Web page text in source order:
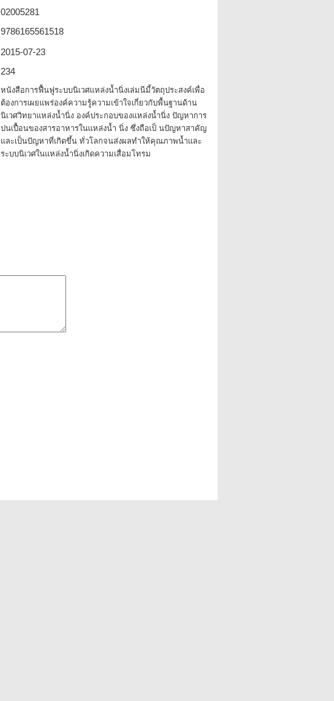
02005281
9786165561518
2015-07-23
234
หนังสือการฟื้นฟูระบบนิเวศแหล่งน้ำนิ่งเล่มนีมี้วัตถุประสงค์เพื่อ
ต้องการเผยแพร่องค์ความรู้ความเข้าใจเกี่ยวกับพื้นฐานด้าน
นิเวศวิทยาแหล่งน้ำนิ่ง องค์ประกอบของแหล่งน้ำนิ่ง ปัญหาการ
ปนเปื้อนของสารอาหารในแหล่งน้ำ นิ่ง ซึ่งถือเป็ นปัญหาสาคัญ
และเป็นปัญหาที่เกิดขึ้น ทั่วโลกจนส่งผลทำให้คุณภาพน้ำและ
ระบบนิเวศในแหล่งน้ำนิ่งเกิดความเสื่อมโทรม